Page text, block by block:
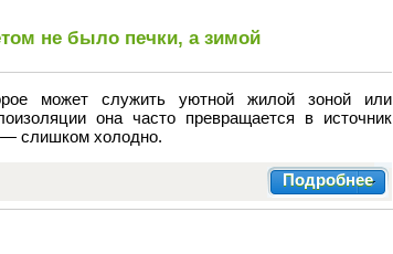
не было печки, а зимой
может служить уютной жилой зоной или
она часто превращается в источник
— слишком холодно.
Подробнее